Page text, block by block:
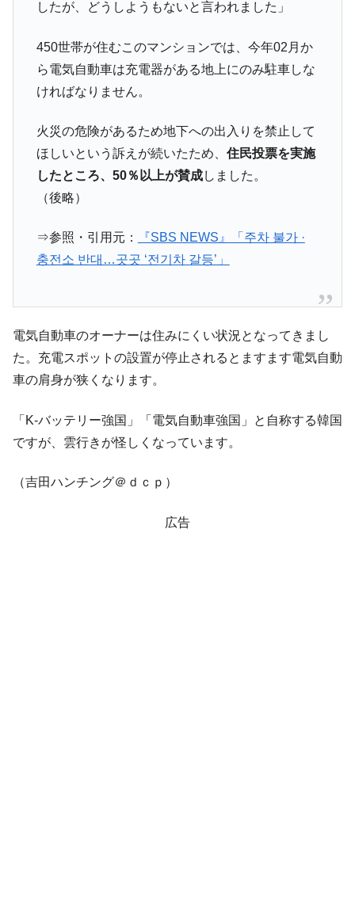
『Money1』
【速報】韓国株式市場の暴落・本日07月29
発動！
『Money1』
IT産業は人を雇用する効果は低い。全産業の
半分未満しか雇用を生まない
塊！
Fact1
夏の甲子園、優勝校を最も多く輩出している都道
府県とは？
Fact1 今話題の「楽天ライオンズ」とは？
Fact1
全て勝つといくら？ 競馬GI競走で勝利騎手がもら
える賞金とは？
なスーパーリーグとは？
Fact1
日本人マスターズ挑戦の歴史。松山以前に最高位
だった選手とは？
ている意外な選手とは？
Fact1 セレクトセールの高額取引馬が稼いだ金額とは？
したが、どうしようもないと言われました」
450世帯が住むこのマンションでは、今年02月か
ら電気自動車は充電器がある地上にのみ駐車しな
ければなりません。
火災の危険があるため地下への出入りを禁止して
ほしいという訴えが続いたため、 住民投票を実施
したところ、50％以上が賛成しました。
（後略）
⇒参照・引用元：
『SBS NEWS』「주차 불가 ·
충전소 반대…곳곳 ‘전기차 갈등’」
電気自動車のオーナーは住みにくい状況となってきまし
た。充電スポットの設置が停止されるとますます電気自動
車の肩身が狭くなります。
「K-バッテリー強国」「電気自動車強国」と自称する韓国
ですが、雲行きが怪しくなっています。
（吉田ハンチング＠ｄｃｐ）
広告